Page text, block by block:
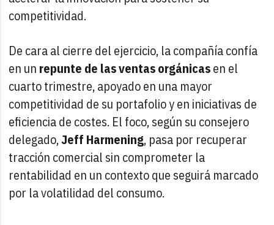
competitividad.
De cara al cierre del ejercicio, la compañía confía
en un repunte de las ventas orgánicasen el
cuarto trimestre, apoyado en una mayor
competitividad de su portafolio y en iniciativas de
eficiencia de costes. El foco, según su consejero
delegado,Jeff Harmening, pasa por recuperar
tracción comercial sin comprometer la
rentabilidad en un contexto que seguirá marcado
por la volatilidad del consumo.